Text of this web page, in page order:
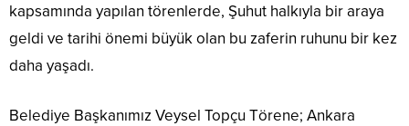
kapsamında yapılan törenlerde, Şuhut halkıyla bir araya
geldi ve tarihi önemi büyük olan bu zaferin ruhunu bir kez
daha yaşadı.
Belediye Başkanımız Veysel Topçu Törene; Ankara